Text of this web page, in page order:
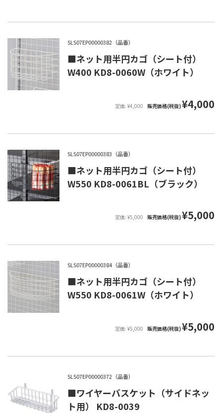
SLS07EP00000382（品番）
■ネット用半円カゴ（シート付）
W400 KD8-0060W（ホワイト）
定価: ¥4,000 販売価格(税抜)¥4,000
SLS07EP00000383（品番）
■ネット用半円カゴ（シート付）
W550 KD8-0061BL（ブラック）
定価: ¥5,000 販売価格(税抜)¥5,000
SLS07EP00000384（品番）
■ネット用半円カゴ（シート付）
W550 KD8-0061W（ホワイト）
定価: ¥5,000 販売価格(税抜)¥5,000
SLS07EP00000372（品番）
■ワイヤーバスケット（サイドネッ
ト用） KD8-0039